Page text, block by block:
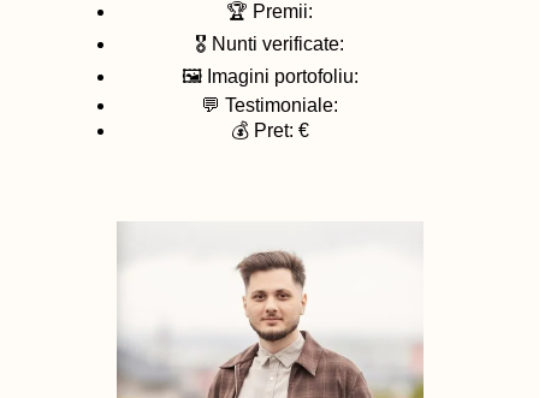
🏆 Premii:
🎖️ Nunti verificate:
🖼️ Imagini portofoliu:
💬 Testimoniale:
💰 Pret: €